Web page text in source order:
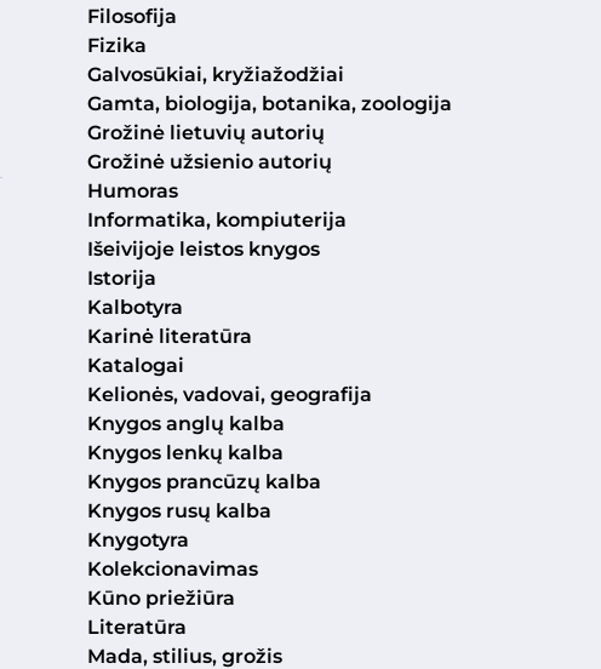
Filosofija
Fizika
Galvosūkiai, kryžiažodžiai
Gamta, biologija, botanika, zoologija
Grožinė lietuvių autorių
Grožinė užsienio autorių
Humoras
Informatika, kompiuterija
Išeivijoje leistos knygos
Istorija
Kalbotyra
Karinė literatūra
Katalogai
Kelionės, vadovai, geografija
Knygos anglų kalba
Knygos lenkų kalba
Knygos prancūzų kalba
Knygos rusų kalba
Knygotyra
Kolekcionavimas
Kūno priežiūra
Literatūra
Mada, stilius, grožis